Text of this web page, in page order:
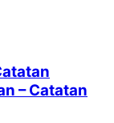
– Catatan